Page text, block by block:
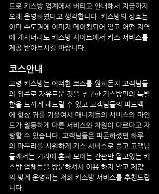
드로 키스방 업계에서 버티고 안내해서 지금까지
오래 운영하였다고 생각합니다. 키스방의 상호는
이미 수도권에 이미지 메이킹되어 있고 어떤 지역
에 계시더라도 키스방 사이트에서 키스 서비스를
제공 받아보시길 바랍니다.
코스안내
고령 키스방는 어떠한 코스를 원하든지 고객님들
의 위주로 자유로운 것을 추구한 키스방만의 특별
함을 느끼게 해드릴 수 있고 고객님들의 피드백
에 항상 귀를 기울여서 매니저들의 서비스와 마인
드가 월등하게 다른 서비스와 차원이 다르다고 자
랑할 수 있습니다. 고객님들은 피곤하셨던 하루
의 마무리를 시원하게 키스 서비스로 풀고 고객님
들께서는 거리에 흔히 보이는 간판만 달고있는 키
스방 업체들을 방문하셔서 이용 하지 말고 제값
의 맞게 운영하는 저희 키스방 서비스를 추천드립
니다.